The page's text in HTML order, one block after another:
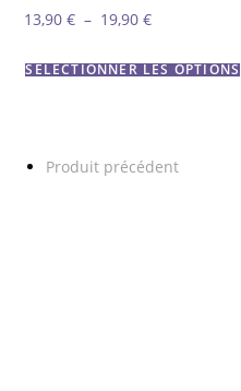
13,90€ – 19,90€Plage
prix :
SÉLECTIONNER LES OPTIONS
Produit précédent